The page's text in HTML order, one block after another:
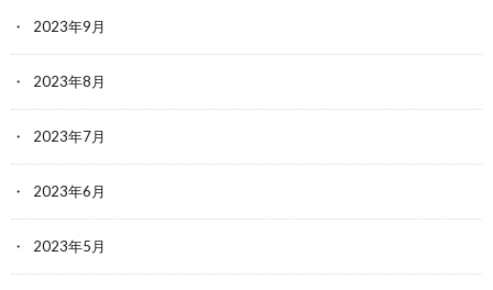
2023年9月
2023年8月
2023年7月
2023年6月
2023年5月